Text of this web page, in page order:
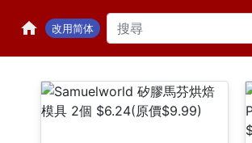
改用简体